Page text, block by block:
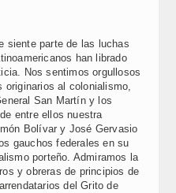
siente parte de las luchas
han librado
Nos sentimos orgullosos
originarios al colonialismo,
San Martín y los
entre ellos nuestra
Bolívar y José Gervasio
gauchos federales en su
porteño. Admiramos la
y obreras de principios de
del Grito de